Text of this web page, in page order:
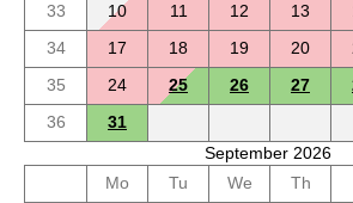
33
10 11 12 13
34
17 18 19 20
35
24 25 26 27
36
31
September 2026
Mo
Tu We Th